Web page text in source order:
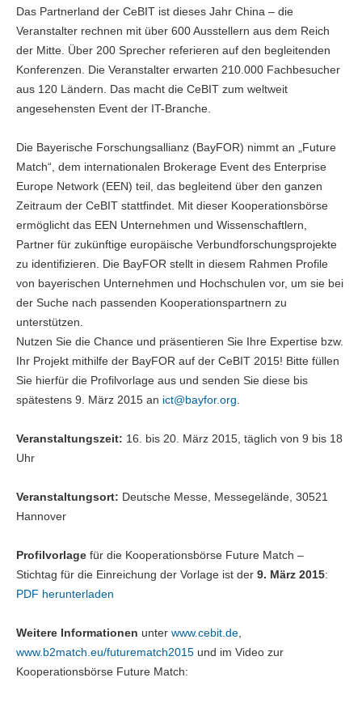
Das Partnerland der CeBIT ist dieses Jahr China – die
Veranstalter rechnen mit über 600 Ausstellern aus dem Reich
der Mitte. Über 200 Sprecher referieren auf den begleitenden
Konferenzen. Die Veranstalter erwarten 210.000 Fachbesucher
aus 120 Ländern. Das macht die CeBIT zum weltweit
angesehensten Event der IT-Branche.
Die Bayerische Forschungsallianz (BayFOR) nimmt an „Future
Match“, dem internationalen Brokerage Event des Enterprise
Europe Network (EEN) teil, das begleitend über den ganzen
Zeitraum der CeBIT stattfindet. Mit dieser Kooperationsbörse
ermöglicht das EEN Unternehmen und Wissenschaftlern,
Partner für zukünftige europäische Verbundforschungsprojekte
zu identifizieren. Die BayFOR stellt in diesem Rahmen Profile
von bayerischen Unternehmen und Hochschulen vor, um sie bei
der Suche nach passenden Kooperationspartnern zu
unterstützen.
Nutzen Sie die Chance und präsentieren Sie Ihre Expertise bzw.
Ihr Projekt mithilfe der BayFOR auf der CeBIT 2015! Bitte füllen
Sie hierfür die Profilvorlage aus und senden Sie diese bis
spätestens 9. März 2015 an ict@bayfor.org
Veranstaltungszeit: 16. bis 20. März 2015, täglich von 9 bis 18
Uhr
Veranstaltungsort: Deutsche Messe, Messegelände, 30521
Hannover
Profilvorlage für die Kooperationsbörse Future Match –
Stichtag für die Einreichung der Vorlage ist der 9. März 2015:
PDF herunterladen
Weitere Informationen unter www.cebit.de
www.b2match.eu/futurematch2015 und im Video zur
Kooperationsbörse Future Match: